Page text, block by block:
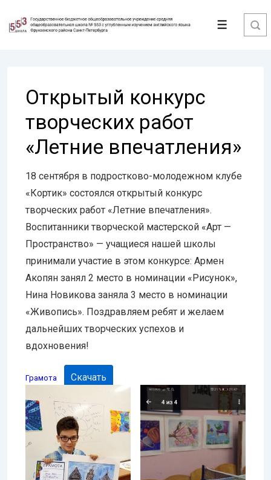
Перейти
Меню
Открытый конкурс
творческих работ
«Летние впечатления»
18 сентября в подростково-молодежном клубе
«Кортик» состоялся открытый конкурс
творческих работ «Летние впечатления».
Воспитанники творческой мастерской «Арт —
Пространство» — учащиеся нашей школы
принимали участие в этом конкурсе: Армен
Акопян занял 2 место в номинации «Рисунок»,
Нина Новикова заняла 3 место в номинации
«Живопись». Поздравляем ребят и желаем
дальнейших творческих успехов и
вдохновения!
Грамота Скачать